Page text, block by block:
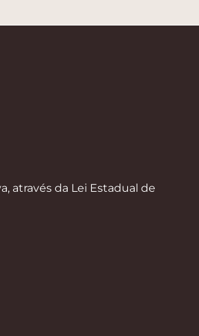
através da Lei Estadual de